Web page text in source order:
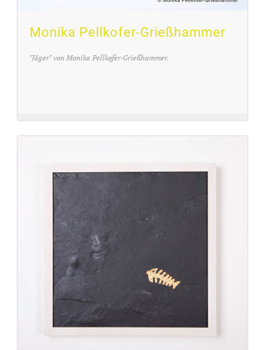
Monika Pellkofer-Grießhammer
"Jäger" von Monika Pellkofer-Grießhammer.